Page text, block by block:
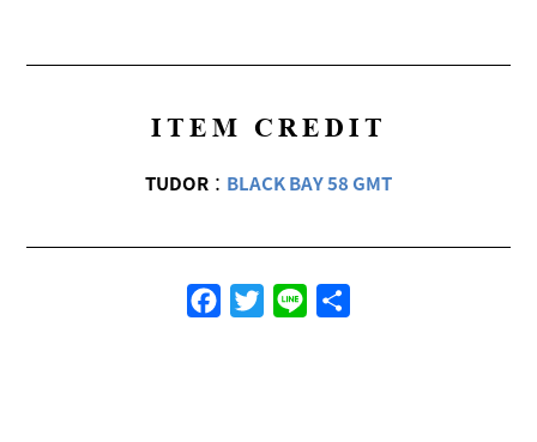
ITEM CREDIT
TUDOR： BLACK BAY 58 GMT
FacebookTwitterLine